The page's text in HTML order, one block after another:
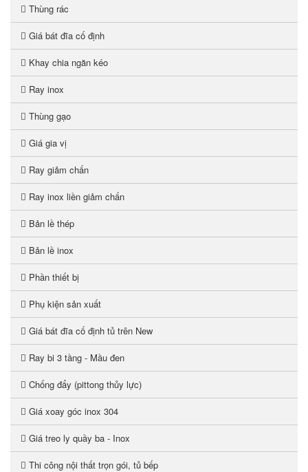
Thùng rác
Giá bát đĩa cố định
Khay chia ngăn kéo
Ray inox
Thùng gạo
Giá gia vị
Ray giảm chấn
Ray inox liền giảm chấn
Bản lề thép
Bản lề inox
Phần thiết bị
Phụ kiện sản xuất
Giá bát đĩa cố định tủ trên New
Ray bi 3 tầng - Mầu đen
Chống đẩy (pittong thủy lực)
Giá xoay góc inox 304
Giá treo ly quầy ba - Inox
Thi công nội thất trọn gói, tủ bếp